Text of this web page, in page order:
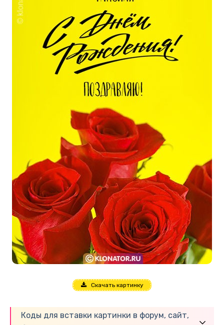
Скачать картинку
Коды для вставки картинки в форум, сайт,